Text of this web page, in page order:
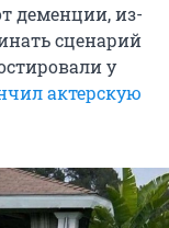
деменции, из-
сценарий
у
актерскую